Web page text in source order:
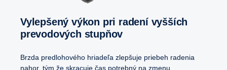
Vylepšený výkon pri radení vyšších
prevodových stupňov
Brzda predlohového hriadeľa zlepšuje priebeh radenia
nahor, tým že skracuje čas potrebný na zmenu